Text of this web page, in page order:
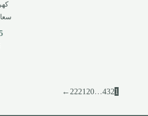
1
2
3
4
…
20
21
22
←